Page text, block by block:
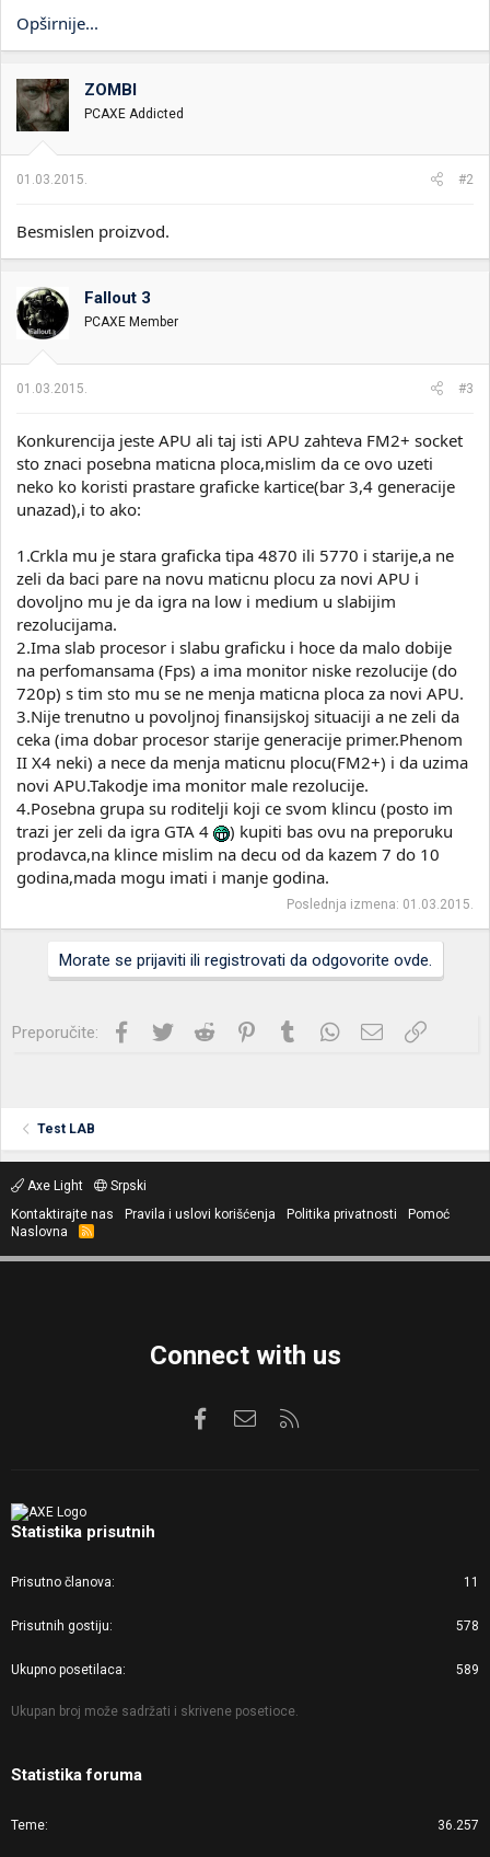
Opširnije...
ZOMBI
PCAXE Addicted
01.03.2015. #2
Besmislen proizvod.
Fallout 3
PCAXE Member
01.03.2015. #3
Konkurencija jeste APU ali taj isti APU zahteva FM2+ socket
sto znaci posebna maticna ploca,mislim da ce ovo uzeti
neko ko koristi prastare graficke kartice(bar 3,4 generacije
unazad),i to ako:
1.Crkla mu je stara graficka tipa 4870 ili 5770 i starije,a ne
zeli da baci pare na novu maticnu plocu za novi APU i
dovoljno mu je da igra na low i medium u slabijim
rezolucijama.
2.Ima slab procesor i slabu graficku i hoce da malo dobije
na perfomansama (Fps) a ima monitor niske rezolucije (do
720p) s tim sto mu se ne menja maticna ploca za novi APU.
3.Nije trenutno u povoljnoj finansijskoj situaciji a ne zeli da
ceka (ima dobar procesor starije generacije primer.Phenom
II X4 neki) a nece da menja maticnu plocu(FM2+) i da uzima
novi APU.Takodje ima monitor male rezolucije.
4.Posebna grupa su roditelji koji ce svom klincu (posto im
trazi jer zeli da igra GTA 4
) kupiti bas ovu na preporuku
prodavca,na klince mislim na decu od da kazem 7 do 10
godina,mada mogu imati i manje godina.
Poslednja izmena: 01.03.2015.
Morate se prijaviti ili registrovati da odgovorite ovde.
Preporučite: Facebook
Twitter Reddit PinterestTumblrWhatsApp
Imejl Link
Test LAB
Axe Light
Srpski
Kontaktirajte nas
Pravila i uslovi korišćenja Politika privatnosti
Pomoć
Naslovna
R
S
Connect with us
FacebookKontaktirajte nas
Statistika prisutnih
Prisutno članova 11
Prisutnih gostiju 578
Ukupno posetilaca 589
Ukupan broj može sadržati i skrivene posetioce.
Statistika foruma
Teme 36.257